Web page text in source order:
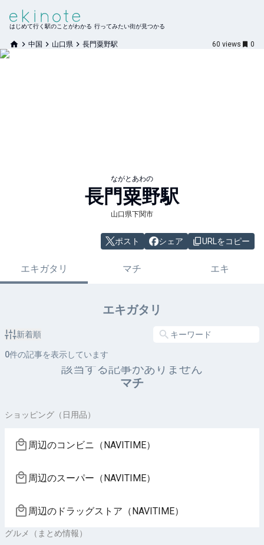
はじめて行く駅のことがわかる 行ってみたい街が見つかる
中国 山口県 長門粟野駅 60 views 0
ながとあわの
長門粟野駅
山口県下関市
ポスト シェア URLをコピー
エキガタリ マチ エキ
エキガタリ
新着順
0件の記事を表示しています
該当する記事がありません
マチ
ショッピング（日用品）
周辺のコンビニ（NAVITIME）
周辺のスーパー（NAVITIME）
周辺のドラッグストア（NAVITIME）
グルメ（まとめ情報）